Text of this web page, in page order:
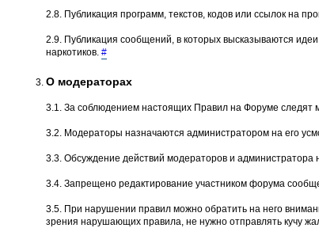
2.8. Публикация программ, текстов, кодов или ссылок на
2.9. Публикация сообщений, в которых высказываются
наркотиков. #
О модераторах
3.1. За соблюдением настоящих Правил на Форуме
3.2. Модераторы назначаются администратором на его
3.3. Обсуждение действий модераторов и
3.4. Запрещено редактирование участником форума
3.5. При нарушении правил можно обратить на него
зрения нарушающих правила, не нужно отправлять кучу